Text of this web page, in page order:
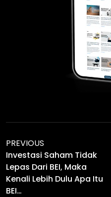
PREVIOUS
Investasi Saham Tidak
Lepas Dari BEI, Maka
Kenali Lebih Dulu Apa Itu
BEI…